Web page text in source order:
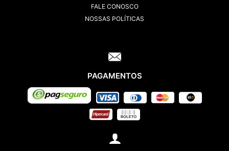
FALE CONOSCO
NOSSAS POLÍTICAS
PAGAMENTOS